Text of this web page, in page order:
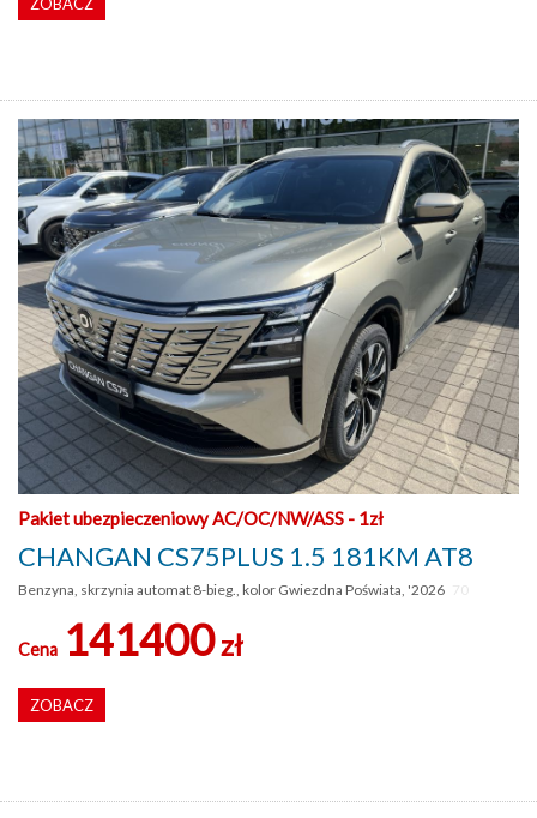
Pakiet ubezpieczeniowy AC/OC/NW/ASS - 1zł
CHANGAN CS75PLUS 1.5 181KM AT8
Benzyna, skrzynia automat 8-bieg., kolor Gwiezdna Poświata, '2026
Cena 141400zł
ZOBACZ